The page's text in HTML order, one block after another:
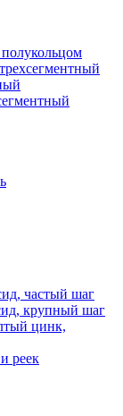
частый шаг
крупный шаг
цинк,
реек